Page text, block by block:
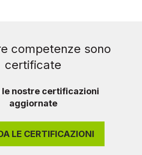
competenze sono
certificate
le nostre certificazioni
aggiornate
LE CERTIFICAZIONI